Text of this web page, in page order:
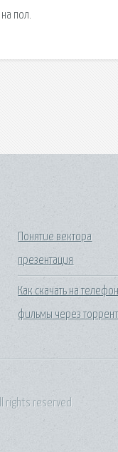
пол.
Понятие вектора
презентация
Как скачать на телефон
фильмы через торрент
rights reserved.